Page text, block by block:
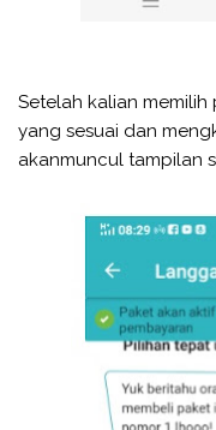
Setelah kalian
yang sesuai dan
akanmuncul tampilan